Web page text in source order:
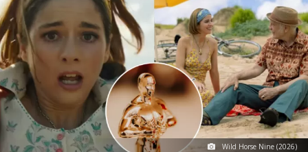
Wild Horse Nine (2026)